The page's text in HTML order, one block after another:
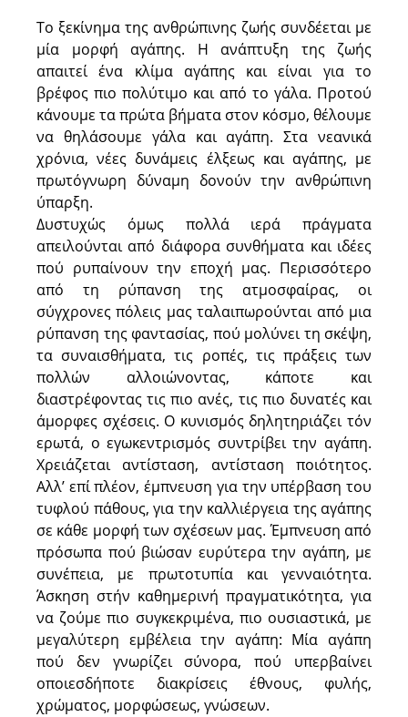
Το ξεκίνημα της ανθρώπινης ζωής συνδέεται με
μία μορφή αγάπης. Η ανάπτυξη της ζωής
απαιτεί ένα κλίμα αγάπης και είναι για το
βρέφος πιο πολύτιμο και από το γάλα. Προτού
κάνουμε τα πρώτα βήματα στον κόσμο, θέλουμε
να θηλάσουμε γάλα και αγάπη. Στα νεανικά
χρόνια, νέες δυνάμεις έλξεως και αγάπης, με
πρωτόγνωρη δύναμη δονούν την ανθρώπινη
ύπαρξη.
Δυστυχώς όμως πολλά ιερά πράγματα
απειλούνται από διάφορα συνθήματα και ιδέες
πού ρυπαίνουν την εποχή μας. Περισσότερο
από τη ρύπανση της ατμοσφαίρας, οι
σύγχρονες πόλεις μας ταλαιπωρούνται από μια
ρύπανση της φαντασίας, πού μολύνει τη σκέψη,
τα συναισθήματα, τις ροπές, τις πράξεις των
πολλών αλλοιώνοντας, κάποτε και
διαστρέφοντας τις πιο ανές, τις πιο δυνατές και
άμορφες σχέσεις. Ο κυνισμός δηλητηριάζει τόν
ερωτά, ο εγωκεντρισμός συντρίβει την αγάπη.
Χρειάζεται αντίσταση, αντίσταση ποιότητος.
Αλλ’ επί πλέον, έμπνευση για την υπέρβαση του
τυφλού πάθους, για την καλλιέργεια της αγάπης
σε κάθε μορφή των σχέσεων μας. Έμπνευση από
πρόσωπα πού βιώσαν ευρύτερα την αγάπη, με
συνέπεια, με πρωτοτυπία και γενναιότητα.
Άσκηση στήν καθημερινή πραγματικότητα, για
να ζούμε πιο συγκεκριμένα, πιο ουσιαστικά, με
μεγαλύτερη εμβέλεια την αγάπη: Μία αγάπη
πού δεν γνωρίζει σύνορα, πού υπερβαίνει
οποιεσδήποτε διακρίσεις έθνους, φυλής,
χρώματος, μορφώσεως, γνώσεων.